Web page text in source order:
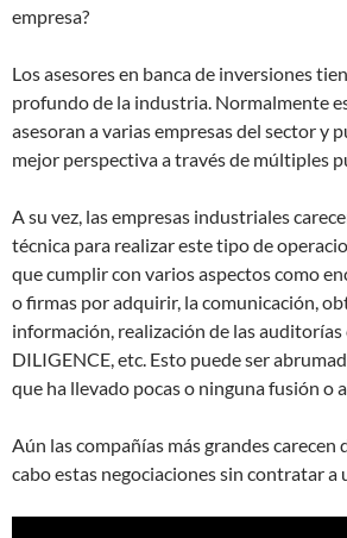
empresa?
Los asesores en banca de inversiones
profundo de la industria. Normalmente
asesoran a varias empresas del sector y
mejor perspectiva a través de múltiples
A su vez, las empresas industriales
técnica para realizar este tipo de
que cumplir con varios aspectos como
o firmas por adquirir, la comunicación,
información, realización de las
DILIGENCE, etc. Esto puede ser
que ha llevado pocas o ninguna fusión o
Aún las compañías más grandes carecen
cabo estas negociaciones sin contratar a